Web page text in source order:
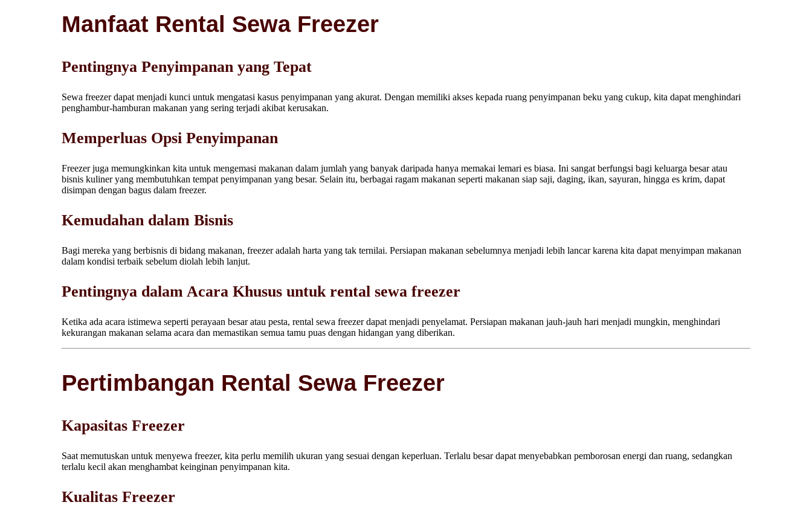
Manfaat Rental Sewa Freezer
Pentingnya Penyimpanan yang Tepat
Sewa freezer dapat menjadi kunci untuk mengatasi kasus penyimpanan yang akurat. Dengan memiliki akses kepada ruang penyimpanan beku yang cukup, kita dapat menghindari
penghambur-hamburan makanan yang sering terjadi akibat kerusakan.
Memperluas Opsi Penyimpanan
Freezer juga memungkinkan kita untuk mengemasi makanan dalam jumlah yang banyak daripada hanya memakai lemari es biasa. Ini sangat berfungsi bagi keluarga besar atau
bisnis kuliner yang membutuhkan tempat penyimpanan yang besar. Selain itu, berbagai ragam makanan seperti makanan siap saji, daging, ikan, sayuran, hingga es krim, dapat
disimpan dengan bagus dalam freezer.
Kemudahan dalam Bisnis
Bagi mereka yang berbisnis di bidang makanan, freezer adalah harta yang tak ternilai. Persiapan makanan sebelumnya menjadi lebih lancar karena kita dapat menyimpan makanan
dalam kondisi terbaik sebelum diolah lebih lanjut.
Pentingnya dalam Acara Khusus untuk rental sewa freezer
Ketika ada acara istimewa seperti perayaan besar atau pesta, rental sewa freezer dapat menjadi penyelamat. Persiapan makanan jauh-jauh hari menjadi mungkin, menghindari
kekurangan makanan selama acara dan memastikan semua tamu puas dengan hidangan yang diberikan.
Pertimbangan Rental Sewa Freezer
Kapasitas Freezer
Saat memutuskan untuk menyewa freezer, kita perlu memilih ukuran yang sesuai dengan keperluan. Terlalu besar dapat menyebabkan pemborosan energi dan ruang, sedangkan
terlalu kecil akan menghambat keinginan penyimpanan kita.
Kualitas Freezer